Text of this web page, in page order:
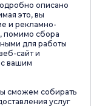
описано
это, вы
и рекламно-
помимо сбора
для работы
сайт и
с вашим
сможем собирать
услуг